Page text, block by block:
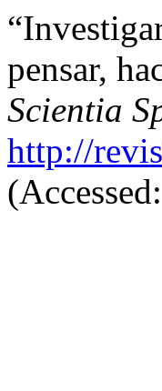
pensar,
Scientia
http://